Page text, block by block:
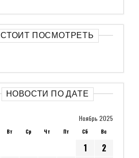
СТОИТ ПОСМОТРЕТЬ
НОВОСТИ ПО ДАТЕ
Ноябрь 2025
Вт Ср Чт Пт Сб Вс
1
2